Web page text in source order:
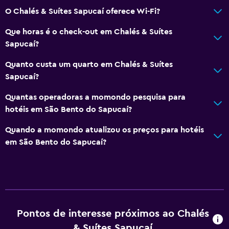
O Chalés & Suítes Sapucaí oferece Wi-Fi?
Que horas é o check-out em Chalés & Suítes
Sapucaí?
Quanto custa um quarto em Chalés & Suítes
Sapucaí?
Quantas operadoras a momondo pesquisa para
hotéis em São Bento do Sapucaí?
Quando a momondo atualizou os preços para hotéis
em São Bento do Sapucaí?
Pontos de interesse próximos ao Chalés